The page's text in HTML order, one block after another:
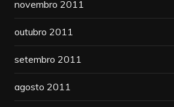
novembro 2011
outubro 2011
setembro 2011
agosto 2011